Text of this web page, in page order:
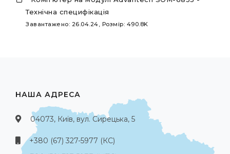
Технічна специфікація
Завантажено: 26.04.24, Розмір: 490.8K
НАША АДРЕСА
04073, Київ, вул. Сирецька, 5
+380 (67) 327-5977 (КС)